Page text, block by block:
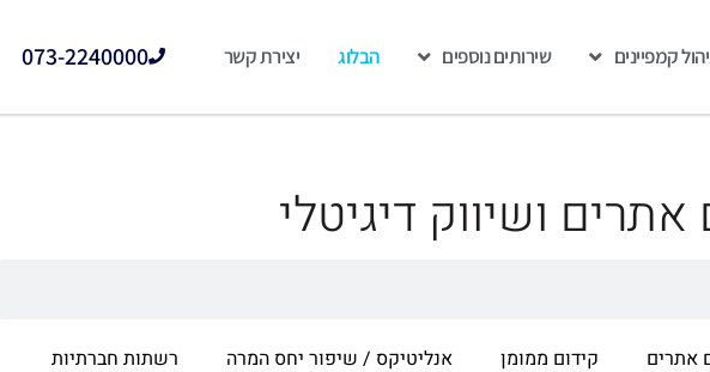
קמפיינים שירותים נוספים הבלוג יצירת קשר 073-2240000
ושיווק דיגיטלי
אתרים קידום ממומן אנליטיקס / שיפור יחס המרה
רשתות חברתיות